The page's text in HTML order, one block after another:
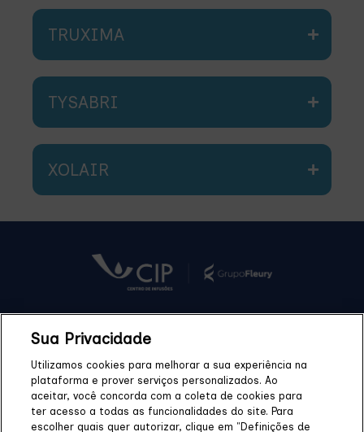
TRUXIMA
TYSABRI
XOLAIR
Quem Somos Blog Unidades Tratamentos
Medicamentos Convênios Fale Conosco
Sua Privacidade
Utilizamos cookies para melhorar a sua experiência na
plataforma e prover serviços personalizados. Ao
aceitar, você concorda com a coleta de cookies para
ter acesso a todas as funcionalidades do site. Para
escolher quais quer autorizar, clique em "Definições de